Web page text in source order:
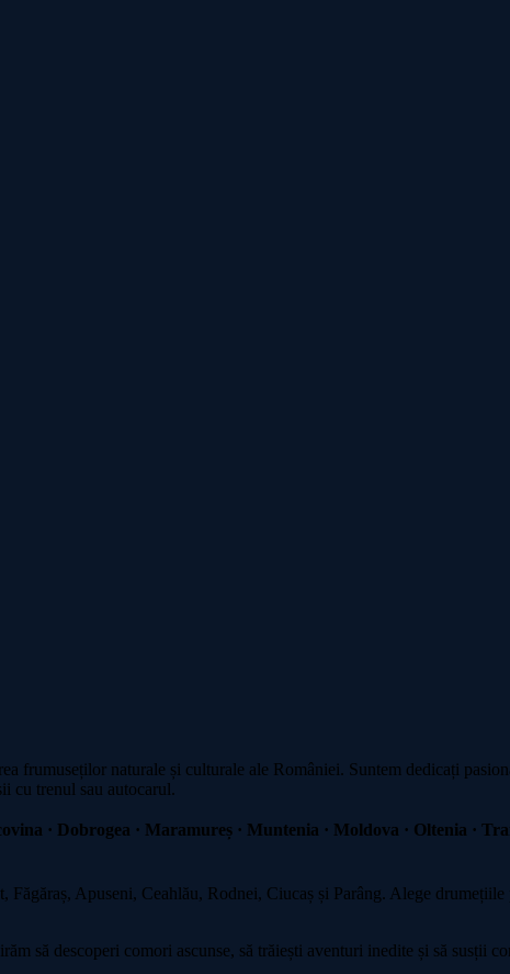
frumuseților naturale și culturale ale României. Suntem dedicați
cu trenul sau autocarul.
· Dobrogea · Maramureș · Muntenia · Moldova · Oltenia ·
Făgăraș, Apuseni, Ceahlău, Rodnei, Ciucaș și Parâng. Alege
să descoperi comori ascunse, să trăiești aventuri inedite și să susții